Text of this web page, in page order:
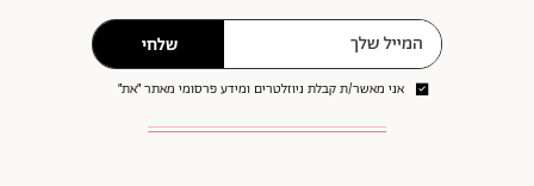
שלחי
אני מאשר/ת קבלת ניוזלטרים ומידע פרסומי מאתר ״את״